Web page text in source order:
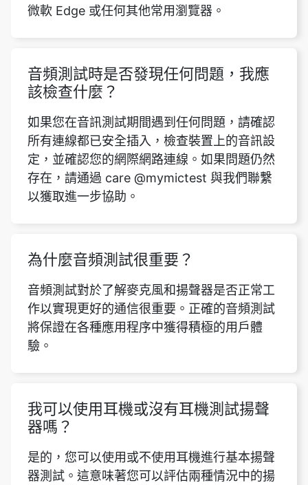
Copy Link
微軟 Edge 或任何其他常用瀏覽器。
音頻測試時是否發現任何問題，我應
該檢查什麼？
如果您在音訊測試期間遇到任何問題，請確認
所有連線都已安全插入，檢查裝置上的音訊設
定，並確認您的網際網路連線。如果問題仍然
存在，請通過 care @mymictest 與我們聯繫
以獲取進一步協助。
為什麼音頻測試很重要？
音頻測試對於了解麥克風和揚聲器是否正常工
作以實現更好的通信很重要。正確的音頻測試
將保證在各種應用程序中獲得積極的用戶體
驗。
我可以使用耳機或沒有耳機測試揚聲
器嗎？
是的，您可以使用或不使用耳機進行基本揚聲
器測試。這意味著您可以評估兩種情況中的揚